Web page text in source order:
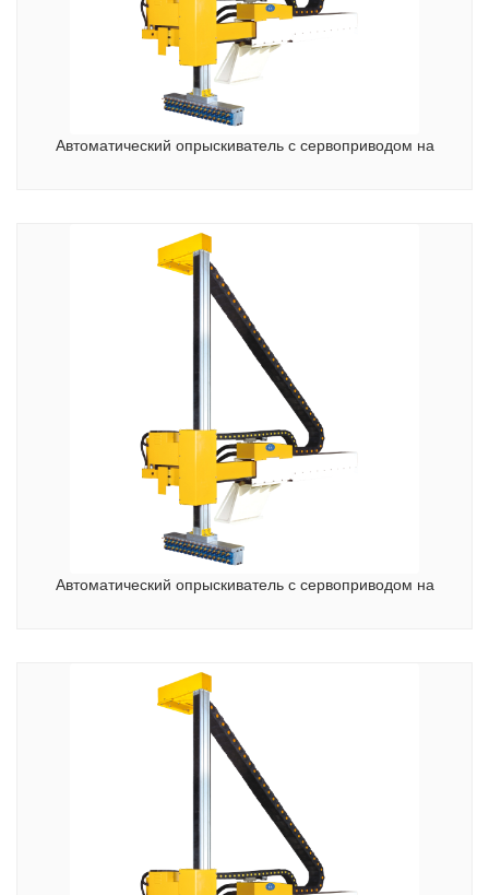
Автоматический опрыскиватель с сервоприводом на
Автоматический опрыскиватель с сервоприводом на